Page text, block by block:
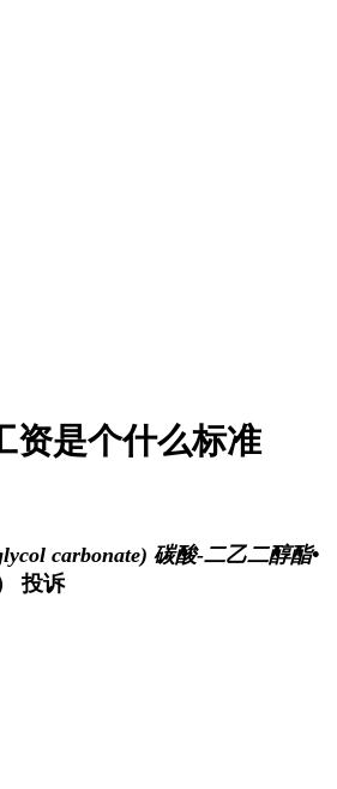
资是个什么标准
carbonate) 碳酸-二乙二醇酯•
投诉